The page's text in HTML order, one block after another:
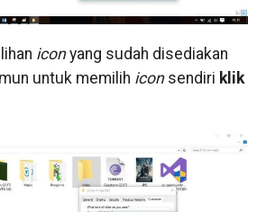
iconyang sudah disediakan
untuk memilih iconsendiri klik